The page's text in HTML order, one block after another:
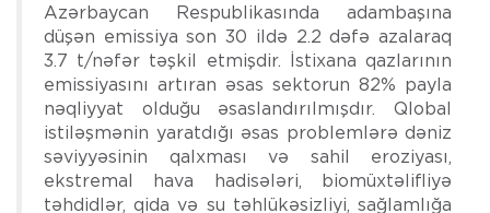
Azərbaycan Respublikasında adambaşına
düşən emissiya son 30 ildə 2.2 dəfə azalaraq
3.7 t/nəfər təşkil etmişdir. İstixana qazlarının
emissiyasını artıran əsas sektorun 82% payla
nəqliyyat olduğu əsaslandırılmışdır. Qlobal
istiləşmənin yaratdığı əsas problemlərə dəniz
səviyyəsinin qalxması və sahil eroziyası,
ekstremal hava hadisələri, biomüxtəlifliyə
təhdidlər, qida və su təhlükəsizliyi, sağlamlığa